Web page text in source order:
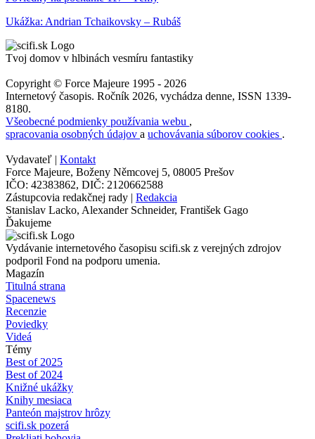
Ukážka: Andrian Tchaikovsky – Rubáš
Tvoj domov v hlbinách vesmíru fantastiky
Copyright © Force Majeure 1995 - 2026
Internetový časopis. Ročník 2026, vychádza denne, ISSN 1339-
8180.
Všeobecné podmienky používania webu ,
spracovania osobných údajov a uchovávania súborov cookies .
Vydavateľ | Kontakt
Force Majeure, Boženy Němcovej 5, 08005 Prešov
IČO: 42383862, DIČ: 2120662588
Zástupcovia redakčnej rady | Redakcia
Stanislav Lacko, Alexander Schneider, František Gago
Ďakujeme
Vydávanie internetového časopisu scifi.sk z verejných zdrojov
podporil Fond na podporu umenia.
Magazín
Titulná strana
Spacenews
Recenzie
Poviedky
Videá
Témy
Best of 2025
Best of 2024
Knižné ukážky
Knihy mesiaca
Panteón majstrov hrôzy
scifi.sk pozerá